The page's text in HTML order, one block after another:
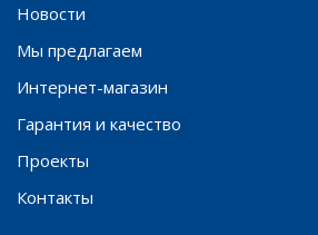
Новости
Мы предлагаем
Интернет-магазин
Гарантия и качество
Проекты
Контакты